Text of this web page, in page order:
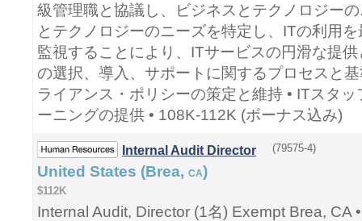
級管理職と協議し、ビジネスとテクノロジー
とテクノロジーのニーズを特定し、ITの利用
監視することにより、ITサービスの円滑な提
の選択、導入、サポートに関するプロセスと
ライアンス・ポリシーの策定と維持 • ITスタ
ーニングの提供 • 108K-112K (ボーナス込み)
Internal Audit Director (79575-4)
United States (Brea, CA)
$112K
Internal Audit, Director (1名) Exempt Brea, CA